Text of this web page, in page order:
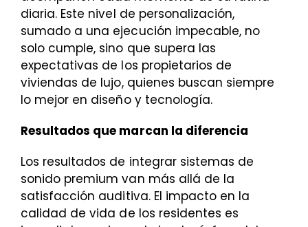
diaria. Este nivel de personalización,
sumado a una ejecución impecable, no
solo cumple, sino que supera las
expectativas de los propietarios de
viviendas de lujo, quienes buscan siempre
lo mejor en diseño y tecnología.
Resultados que marcan la diferencia
Los resultados de integrar sistemas de
sonido premium van más allá de la
satisfacción auditiva. El impacto en la
calidad de vida de los residentes es